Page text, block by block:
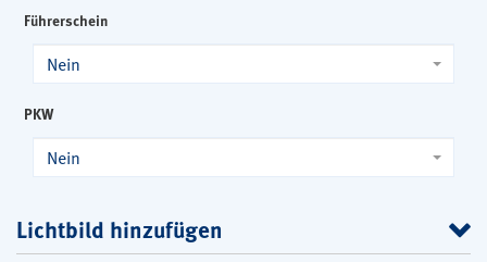
Führerschein
Nein
PKW
Nein
Lichtbild hinzufügen